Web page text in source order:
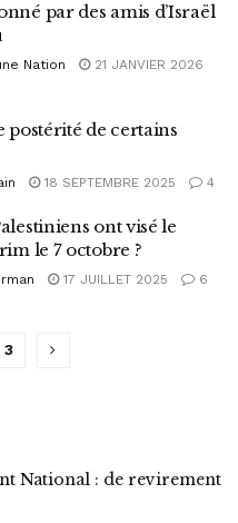
par des amis d’Israël
Nation
21 JANVIER 2026
postérité de certains
18 SEPTEMBRE 2025 4
ont visé le
le 7 octobre ?
17 JUILLET 2025 6
3
National : de revirement